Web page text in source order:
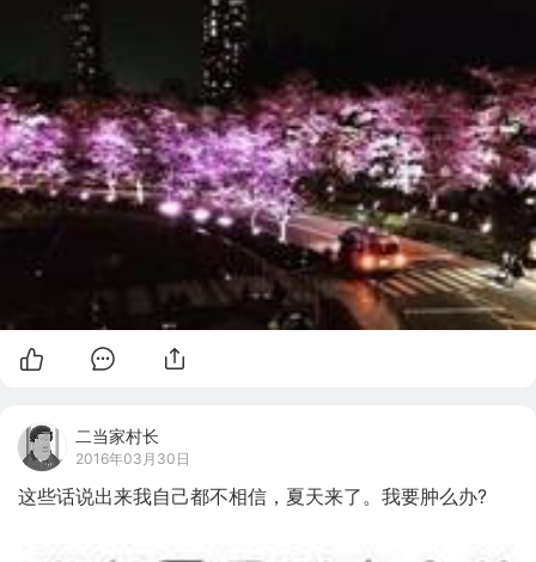
二当家村长
2016年03月30日
这些话说出来我自己都不相信，夏天来了。我要肿么办?